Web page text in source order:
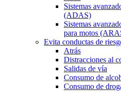
Sistemas
(ADAS)
Sistemas
para motos
Evita conductas de
Atrás
Distracciones al
Salidas de vía
Consumo de
Consumo de